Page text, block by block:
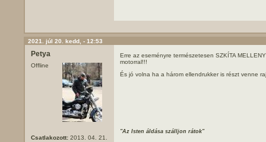
2021. júl 20. kedd, - 12:53
Petya
Offline
Csatlakozott: 2013. 04. 21.
Erre az eseményre természetesen SZKÍTA
motorral!!!
És jó volna ha a három ellendrukker is részt venne
"Az Isten áldása szálljon rátok"